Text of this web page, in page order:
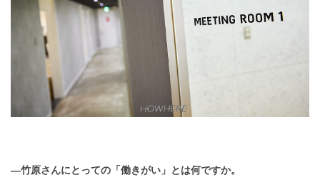
―竹原さんにとっての「働きがい」とは何ですか。